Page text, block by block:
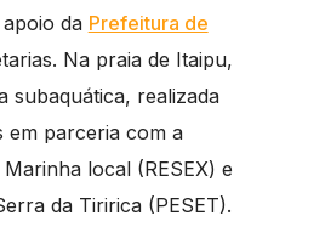
da Prefeitura de
Na praia de Itaipu,
subaquática, realizada
em parceria com a
local (RESEX) e
da Tiririca (PESET).